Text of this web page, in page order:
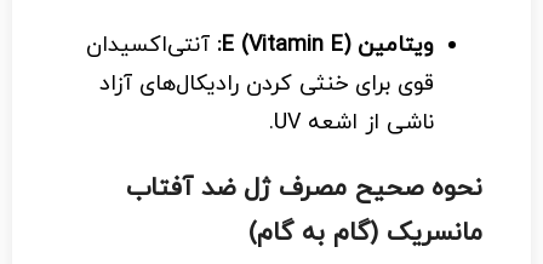
ویتامین E (Vitamin E):
آنتی‌اکسیدان
قوی برای خنثی کردن رادیکال‌های آزاد
ناشی از اشعه UV.
نحوه صحیح مصرفژل ضد آفتاب
مانسریک (گام به گام)